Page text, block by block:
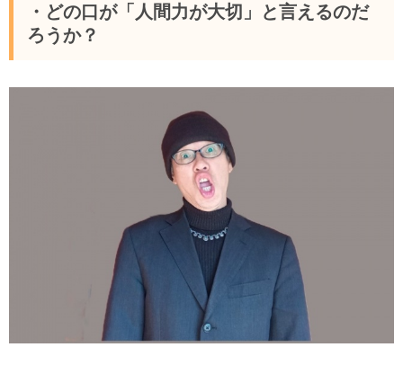
・どの口が「人間力が大切」と言えるのだ
ろうか？